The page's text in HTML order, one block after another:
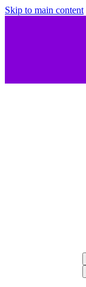
Skip to main content